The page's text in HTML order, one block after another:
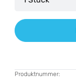
Produktnummer: